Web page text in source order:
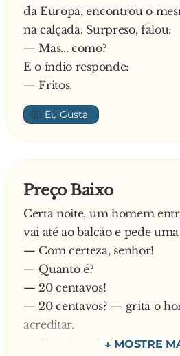
da Europa, encontrou o
na calçada. Surpreso, falou:
— Mas... como?
E o índio responde:
— Fritos.
👍🏼
Preço Baixo
Certa noite, um homem
vai até ao balcão e pede uma
— Com certeza, senhor!
— Quanto é?
— 20 centavos!
— 20 centavos? — grita o
acreditar.
— Sim, é verdade, 20